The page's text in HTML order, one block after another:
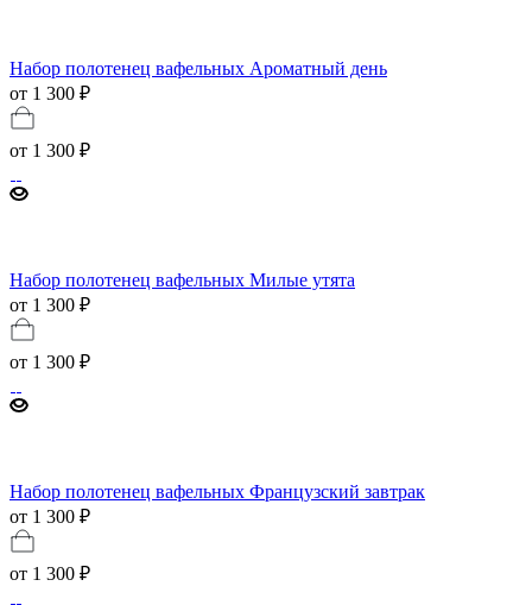
Набор полотенец вафельных Ароматный день
от 1 300 ₽
от 1 300 ₽
Набор полотенец вафельных Милые утята
от 1 300 ₽
от 1 300 ₽
Набор полотенец вафельных Французский завтрак
от 1 300 ₽
от 1 300 ₽